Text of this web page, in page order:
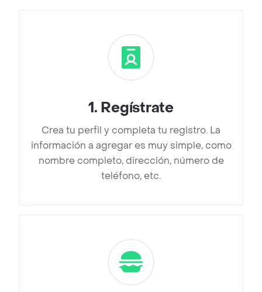
1. Regístrate
Crea tu perfil y completa tu registro. La
información a agregar es muy simple, como
nombre completo, dirección, número de
teléfono, etc.